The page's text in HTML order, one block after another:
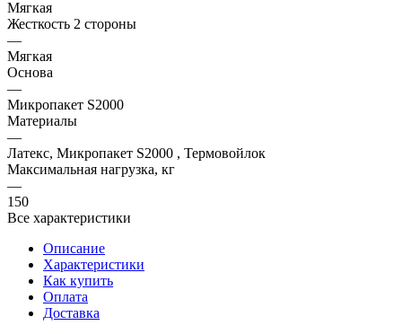
Мягкая
Жесткость 2 стороны
—
Мягкая
Основа
—
Микропакет S2000
Материалы
—
Латекс, Микропакет S2000 , Термовойлок
Максимальная нагрузка, кг
—
150
Все характеристики
Описание
Характеристики
Как купить
Оплата
Доставка